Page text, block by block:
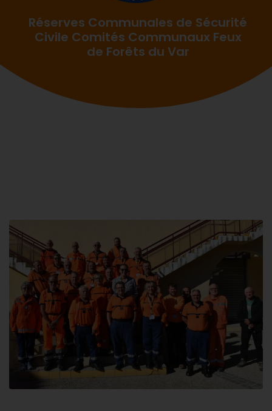
Réserves Communales de Sécurité
Civile Comités Communaux Feux
de Forêts du Var